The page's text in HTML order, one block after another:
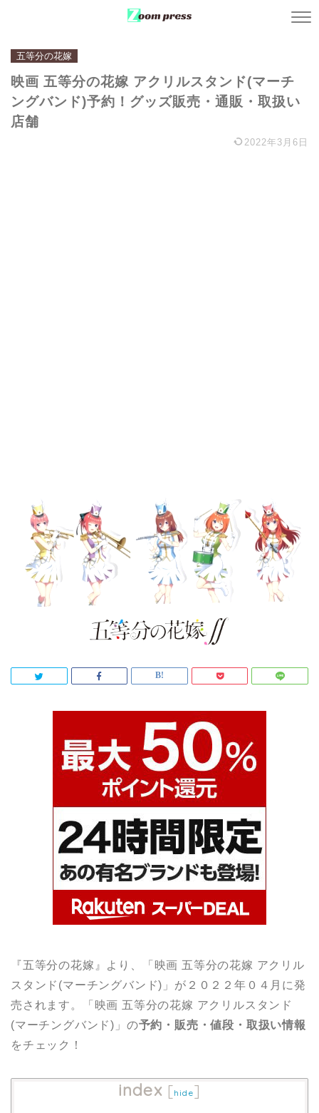
五等分の花嫁
映画 五等分の花嫁 アクリルスタンド(マーチ
ングバンド)予約！グッズ販売・通販・取扱い
店舗
2022年3月6日
『五等分の花嫁』より、「映画 五等分の花嫁 アクリル
スタンド(マーチングバンド)」が２０２２年０４月に発
売されます。「映画 五等分の花嫁 アクリルスタンド
(マーチングバンド)」の予約・販売・値段・取扱い情報
をチェック！
index [hide]